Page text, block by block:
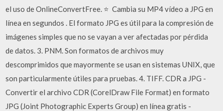
el uso de OnlineConvertFree. ⭐ ️ Cambia su MP4 vídeo a JPG en
línea en segundos ️. El formato JPG es útil para la compresión de
imágenes simples que no se vayan a ver afectadas por pérdida
de datos. 3. PNM. Son formatos de archivos muy
descomprimidos que mayormente se usan en sistemas UNIX, que
son particularmente útiles para pruebas. 4. TIFF. CDR a JPG -
Convertir el archivo CDR (CorelDraw File Format) en formato
JPG (Joint Photographic Experts Group) en línea gratis -